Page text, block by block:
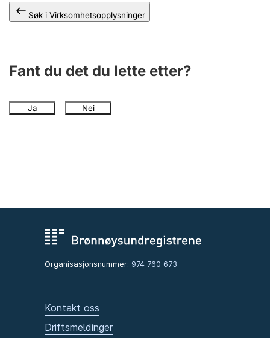
Søk i Virksomhetsopplysninger
Fant du det du lette etter?
Ja Nei
Organisasjonsnummer: 974 760 673
Kontakt oss
Driftsmeldinger